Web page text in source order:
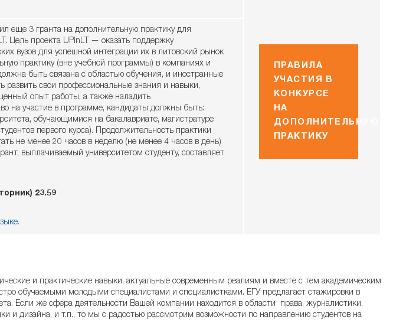
ПРАВИЛА
УЧАСТИЯ В
КОНКУРСЕ
НА
ДОПОЛНИТЕЛЬНУЮ
ПРАКТИКУ
еще 3 гранта на дополнительную практику для
Цель проекта UPinLT — оказать поддержку
вузов для успешной интеграции их в литовский рынок
практику (вне учебной программы) в компаниях и
быть связана с областью обучения, и иностранные
развить свои профессиональные знания и навыки,
опыт работы, а также наладить
на участие в программе, кандидаты должны быть:
обучающимися на бакалавриате, магистратуре
первого курса). Продолжительность практики
не менее 20 часов в неделю (не менее 4 часов в день)
выплачиваемый университетом студенту, составляет
23.59
и практические навыки, актуальные современным реалиям и вместе с тем академическим
обучаемыми молодыми специалистами и специалистками. ЕГУ предлагает стажировки в
Если же сфера деятельности Вашей компании находится в области права, журналистики,
и дизайна, и т.п., то мы с радостью рассмотрим возможности по направлению студентов на